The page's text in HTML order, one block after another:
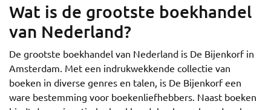
Wat is de grootste boekhandel
van Nederland?
De grootste boekhandel van Nederland is De Bijenkorf in
Amsterdam. Met een indrukwekkende collectie van
boeken in diverse genres en talen, is De Bijenkorf een
ware bestemming voor boekenliefhebbers. Naast boeken